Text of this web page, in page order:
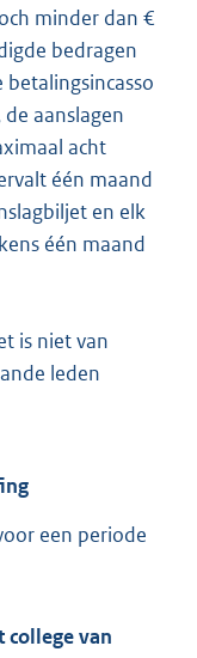
minder dan €
bedragen
aanslagen
acht
één maand
en elk
één maand
is niet van
leden
een periode
college van